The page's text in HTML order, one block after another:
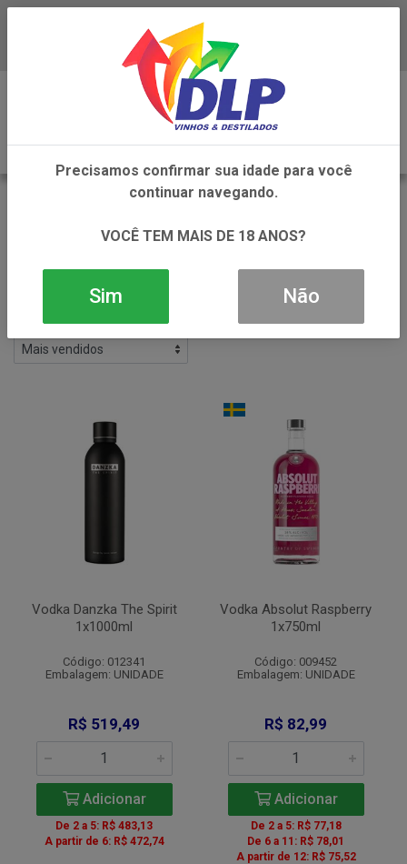
Baixe já o APP da DLP Vinhos
DESTILADOS VODKA
40 produtos ordenados por:
Vodka Danzka The Spirit
1x1000ml
Código: 012341
Embalagem: UNIDADE
R$ 519,49
Adicionar
De 2 a 5: R$ 483,13
A partir de 6: R$ 472,74
Vodka Absolut Raspberry
1x750ml
Código: 009452
Embalagem: UNIDADE
R$ 82,99
Adicionar
De 2 a 5: R$ 77,18
De 6 a 11: R$ 78,01
A partir de 12: R$ 75,52
Precisamos confirmar sua idade para você
continuar navegando.
VOCÊ TEM MAIS DE 18 ANOS?
Sim Não